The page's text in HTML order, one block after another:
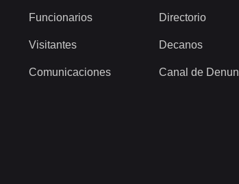
Funcionarios
Visitantes
Comunicaciones
Directorio
Decanos
Canal de